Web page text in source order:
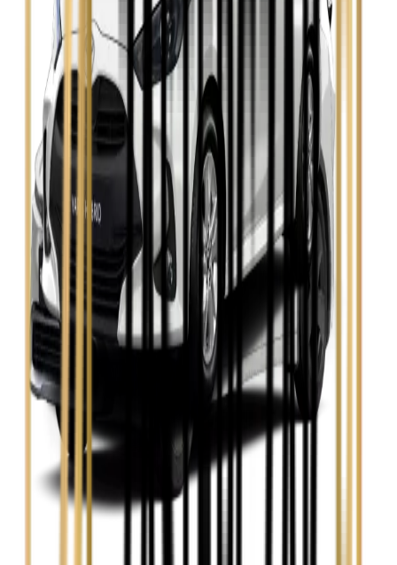
Seat Leon
Skoda Fabia
Zobacz
Skoda Kamiq
Zobacz
Skoda Octavia
Zobacz
Toyota Avensis
Zobacz
Toyota Camry
Zobacz
Toyota Corolla
Toyota Prius